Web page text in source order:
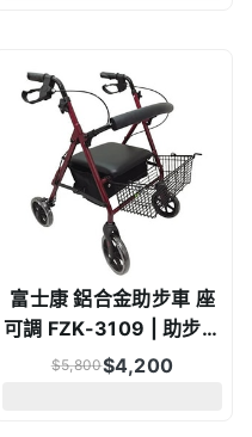
富士康 鋁合金助步車 座
可調 FZK-3109 | 助步車
助行車輔具補助
$5,800$4,200